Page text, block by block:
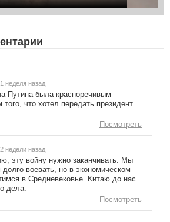
1 неделя назад
Путина была красноречивым
того, что хотел передать президент
Посмотреть
2 недели назад
эту войну нужно заканчивать. Мы
воевать, но в экономическом
в Средневековье. Китаю до нас
дела.
Посмотреть